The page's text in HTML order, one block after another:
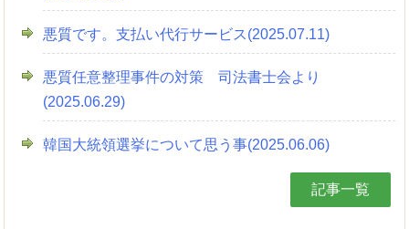
悪質です。支払い代行サービス(2025.07.11)
悪質任意整理事件の対策 司法書士会より
(2025.06.29)
韓国大統領選挙について思う事(2025.06.06)
記事一覧